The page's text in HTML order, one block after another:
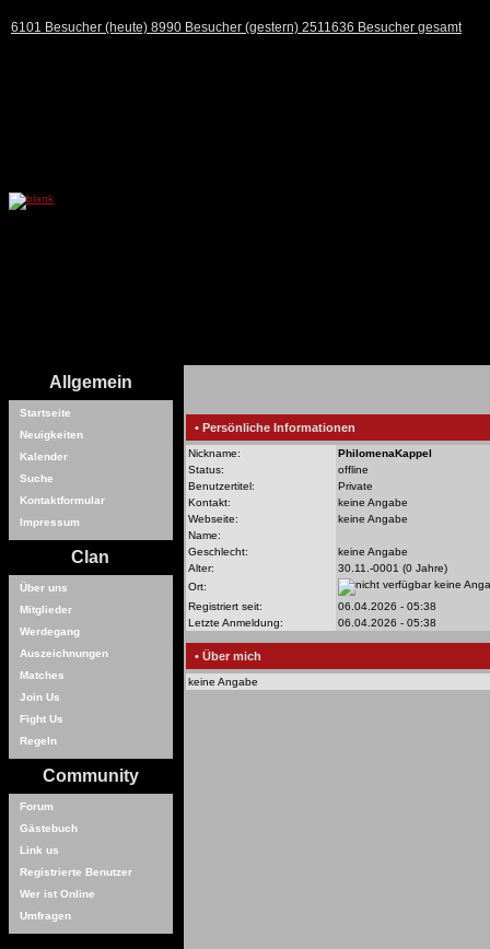
6101 Besucher (heute) 8990 Besucher (gestern) 2511636 Besucher gesamt
Allgemein
Startseite
Neuigkeiten
Kalender
Suche
Kontaktformular
Impressum
Clan
Über uns
Mitglieder
Werdegang
Auszeichnungen
Matches
Join Us
Fight Us
Regeln
Community
Forum
Gästebuch
Link us
Registrierte Benutzer
Wer ist Online
Umfragen
• Persönliche Informationen
Nickname:
PhilomenaKappel
Status:
offline
Benutzertitel:
Private
Kontakt:
keine Angabe
Webseite:
keine Angabe
Name:
Geschlecht:
keine Angabe
Alter:
30.11.-0001 (0 Jahre)
Ort:
keine
Registriert seit:
06.04.2026 - 05:38
Letzte Anmeldung:
06.04.2026 - 05:38
• Über mich
keine Angabe